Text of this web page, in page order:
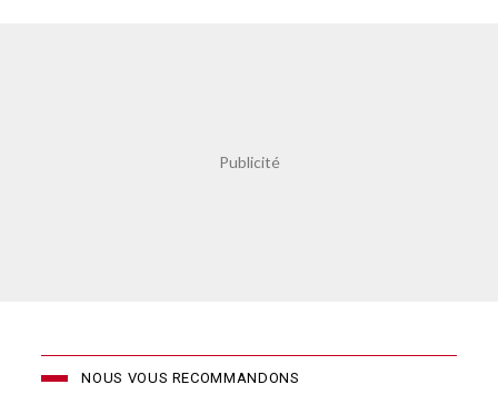
NOUS VOUS RECOMMANDONS